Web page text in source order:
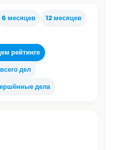
6 месяцев
12 месяцев
рейтинге
всего дел
дела